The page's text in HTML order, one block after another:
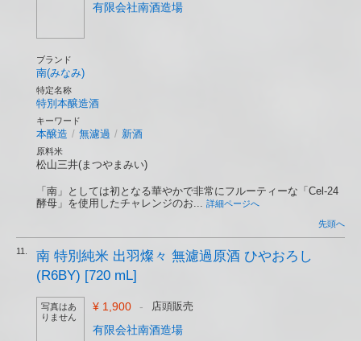
有限会社南酒造場
ブランド
南(みなみ)
特定名称
特別本醸造酒
キーワード
本醸造 / 無濾過 / 新酒
原料米
松山三井(まつやまみい)
「南」としては初となる華やかで非常にフルーティーな「Cel-24
酵母」を使用したチャレンジのお... 詳細ページへ
先頭へ
11.
南 特別純米 出羽燦々 無濾過原酒 ひやおろし
(R6BY) [720 mL]
写真はあ
りません
¥ 1,900 - 店頭販売
有限会社南酒造場